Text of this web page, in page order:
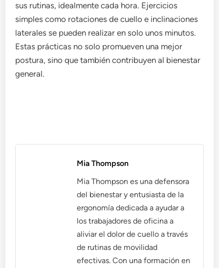
sus rutinas, idealmente cada hora. Ejercicios
simples como rotaciones de cuello e inclinaciones
laterales se pueden realizar en solo unos minutos.
Estas prácticas no solo promueven una mejor
postura, sino que también contribuyen al bienestar
general.
Mia Thompson
Mia Thompson es una defensora
del bienestar y entusiasta de la
ergonomía dedicada a ayudar a
los trabajadores de oficina a
aliviar el dolor de cuello a través
de rutinas de movilidad
efectivas. Con una formación en